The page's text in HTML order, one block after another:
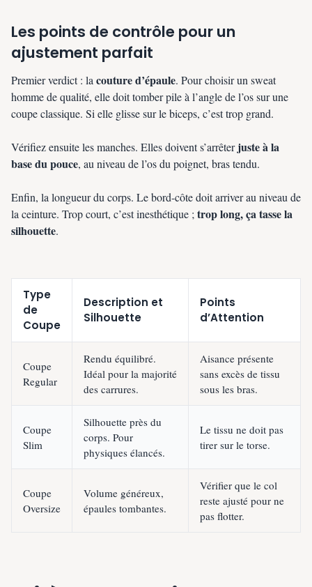
Les points de contrôle pour un
ajustement parfait
Premier verdict : la couture d’épaule. Pour choisir un sweat
homme de qualité, elle doit tomber pile à l’angle de l’os sur une
coupe classique. Si elle glisse sur le biceps, c’est trop grand.
Vérifiez ensuite les manches. Elles doivent s’arrêterjuste à la
base du pouce, au niveau de l’os du poignet, bras tendu.
Enfin, la longueur du corps. Le bord-côte doit arriver au niveau de
la ceinture. Trop court, c’est inesthétique ; trop long, ça tasse la
silhouette.
Type
de
Coupe
Description et
Silhouette
Points
d’Attention
Coupe
Regular
Rendu équilibré.
Idéal pour la majorité
des carrures.
Aisance présente
sans excès de tissu
sous les bras.
Coupe
Slim
Silhouette près du
corps. Pour
physiques élancés.
Le tissu ne doit pas
tirer sur le torse.
Coupe
Oversize
Volume généreux,
épaules tombantes.
Vérifier que le col
reste ajusté pour ne
pas flotter.